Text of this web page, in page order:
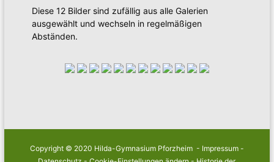
Diese 12 Bilder sind zufällig aus alle Galerien
ausgewählt und wechseln in regelmäßigen
Abständen.
Copyright © 2020 Hilda-Gymnasium Pforzheim - Impressum-